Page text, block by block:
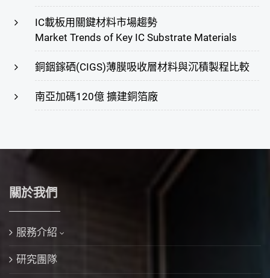
IC載板用關鍵材料市場趨勢
Market Trends of Key IC Substrate Materials
銅銦鎵硒(CIGS)薄膜吸收層材料與沉積製程比較
南亞加碼120億 擴建銅箔廠
關於我們
服務介紹
研究團隊